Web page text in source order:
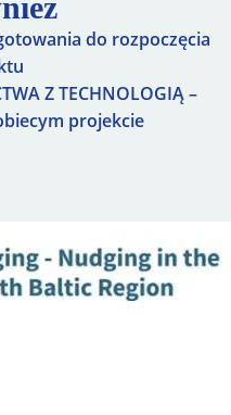
do rozpoczęcia
Z TECHNOLOGIĄ –
projekcie